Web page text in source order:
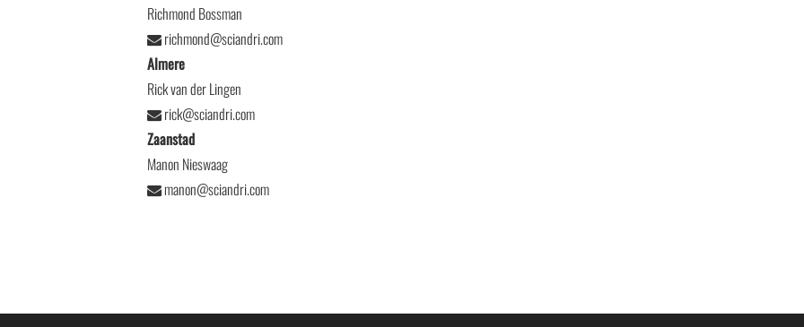
Richmond Bossman
richmond@sciandri.com
Almere
Rick van der Lingen
rick@sciandri.com
Zaanstad
Manon Nieswaag
manon@sciandri.com